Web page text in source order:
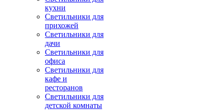
кухни
Светильники для
прихожей
Светильники для
дачи
Светильники для
офиса
Светильники для
кафе и
ресторанов
Светильники для
детской комнаты